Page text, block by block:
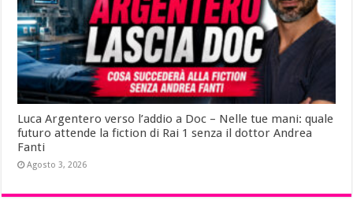
Luca Argentero verso l’addio a Doc – Nelle tue mani: quale
futuro attende la fiction di Rai 1 senza il dottor Andrea
Fanti
Agosto 3, 2026